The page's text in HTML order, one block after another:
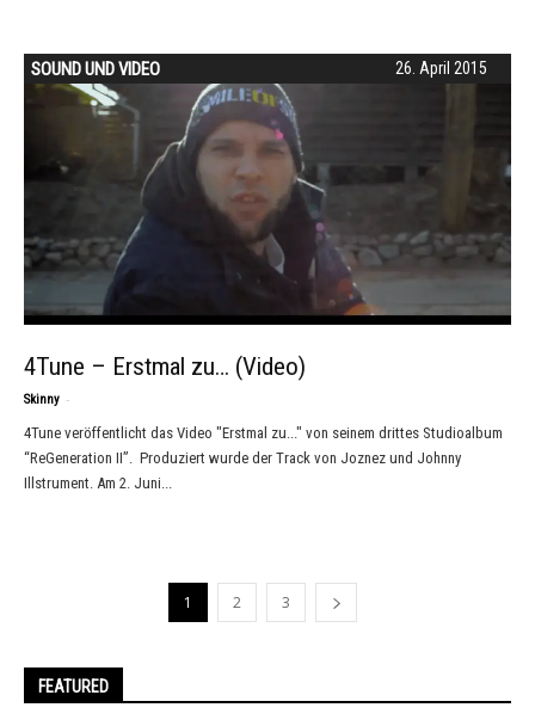
26. April 2015
SOUND UND VIDEO
4Tune – Erstmal zu… (Video)
Skinny -
4Tune veröffentlicht das Video "Erstmal zu..." von seinem drittes Studioalbum
“ReGeneration II”. Produziert wurde der Track von Joznez und Johnny
Illstrument. Am 2. Juni...
1 2 3
FEATURED